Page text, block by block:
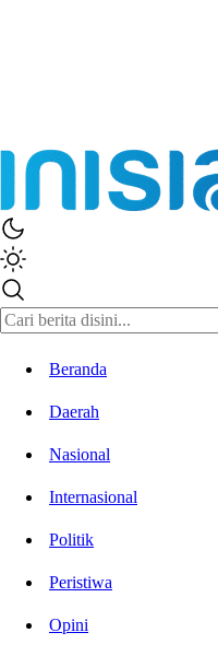
Inisiatif.co
Stay Connected Stay Informed
Beranda
Daerah
Nasional
Internasional
Politik
Peristiwa
Opini